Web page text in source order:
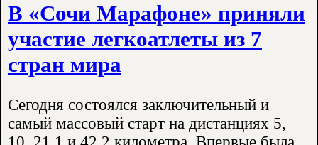
В «Сочи Марафоне» приняли
участие легкоатлеты из 7
стран мира
Сегодня состоялся заключительный и
самый массовый старт на дистанциях 5,